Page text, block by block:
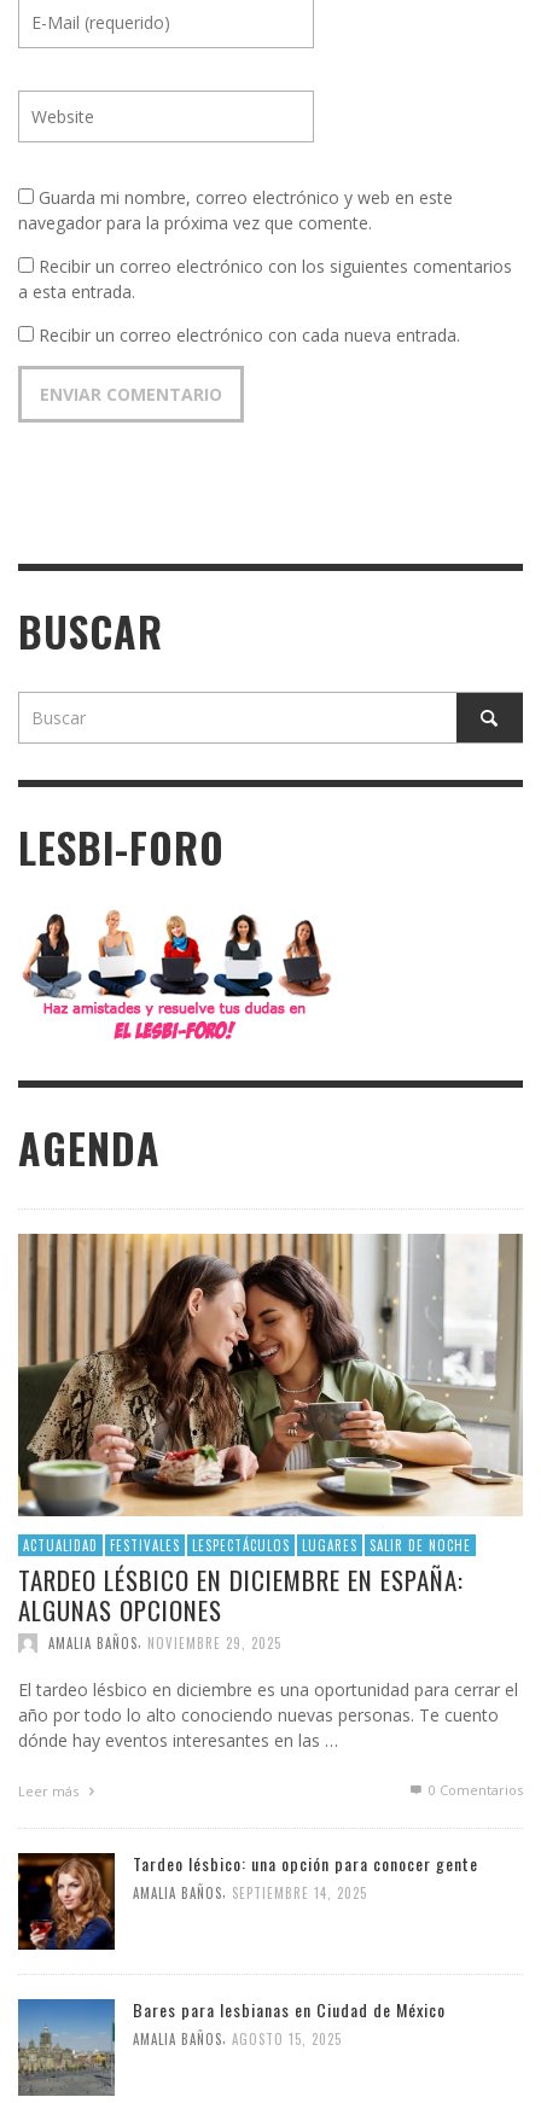
Guarda mi nombre, correo electrónico y web en este
navegador para la próxima vez que comente.
Recibir un correo electrónico con los siguientes comentarios
a esta entrada.
Recibir un correo electrónico con cada nueva entrada.
BUSCAR
LESBI-FORO
AGENDA
ACTUALIDAD FESTIVALES LESPECTÁCULOS LUGARES SALIR DE NOCHE
TARDEO LÉSBICO EN DICIEMBRE EN ESPAÑA:
ALGUNAS OPCIONES
AMALIA BAÑOS, NOVIEMBRE 29, 2025
El tardeo lésbico en diciembre es una oportunidad para cerrar el
año por todo lo alto conociendo nuevas personas. Te cuento
dónde hay eventos interesantes en las …
Leer más 0 Comentarios
Tardeo lésbico: una opción para conocer gente
AMALIA BAÑOS, SEPTIEMBRE 14, 2025
Bares para lesbianas en Ciudad de México
AMALIA BAÑOS, AGOSTO 15, 2025